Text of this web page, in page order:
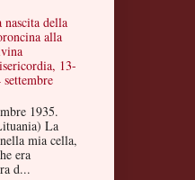
nascita della
alla
13-
settembre
1935.
La
mia cella,
era
d...